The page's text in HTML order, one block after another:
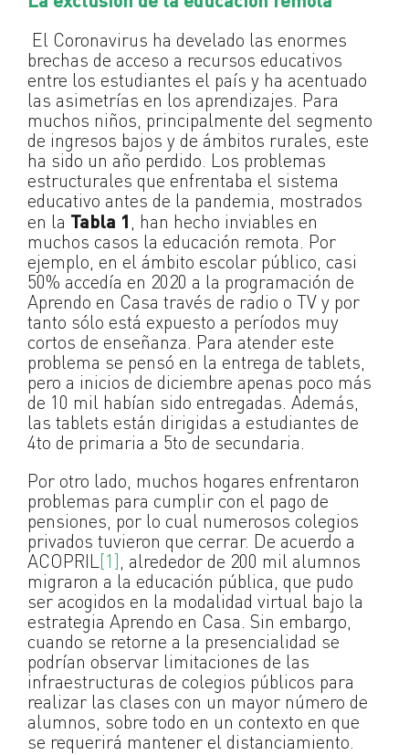
El Coronavirus ha develado las enormes
brechas de acceso a recursos educativos
entre los estudiantes el país y ha acentuado
las asimetrías en los aprendizajes. Para
muchos niños, principalmente del segmento
de ingresos bajos y de ámbitos rurales, este
ha sido un año perdido. Los problemas
estructurales que enfrentaba el sistema
educativo antes de la pandemia, mostrados
en la Tabla 1 , han hecho inviables en
muchos casos la educación remota. Por
ejemplo, en el ámbito escolar público, casi
50% accedía en 2020 a la programación de
Aprendo en Casa través de radio o TV y por
tanto sólo está expuesto a períodos muy
cortos de enseñanza. Para atender este
problema se pensó en la entrega de tablets,
pero a inicios de diciembre apenas poco más
de 10 mil habían sido entregadas. Además,
las tablets están dirigidas a estudiantes de
4to de primaria a 5to de secundaria.
Por otro lado, muchos hogares enfrentaron
problemas para cumplir con el pago de
pensiones, por lo cual numerosos colegios
privados tuvieron que cerrar. De acuerdo a
ACOPRIL[1] , alrededor de 200 mil alumnos
migraron a la educación pública, que pudo
ser acogidos en la modalidad virtual bajo la
estrategia Aprendo en Casa. Sin embargo,
cuando se retorne a la presencialidad se
podrían observar limitaciones de las
infraestructuras de colegios públicos para
realizar las clases con un mayor número de
alumnos, sobre todo en un contexto en que
se requerirá mantener el distanciamiento.